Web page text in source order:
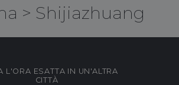
> Shijiazhuang
L'ORA ESATTA IN UN'ALTRA
CITTÀ